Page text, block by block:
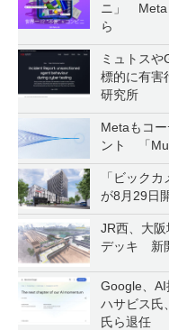
ニ」 Meta
ら
ミュトスや
標的に有
研究所
Metaもコ
ント 「
「ビックカ
が8月29日
JR西、大
デッキ 新
Google、
ハサビス氏
氏ら退任